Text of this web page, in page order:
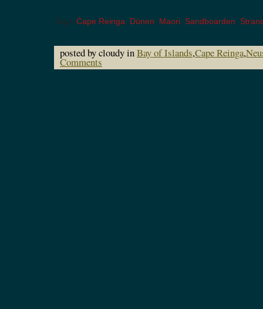
Tags: Cape Reinga Dünen Maori Sandboarden
posted by cloudy inBay of Islands,Cape Reinga,
Comments